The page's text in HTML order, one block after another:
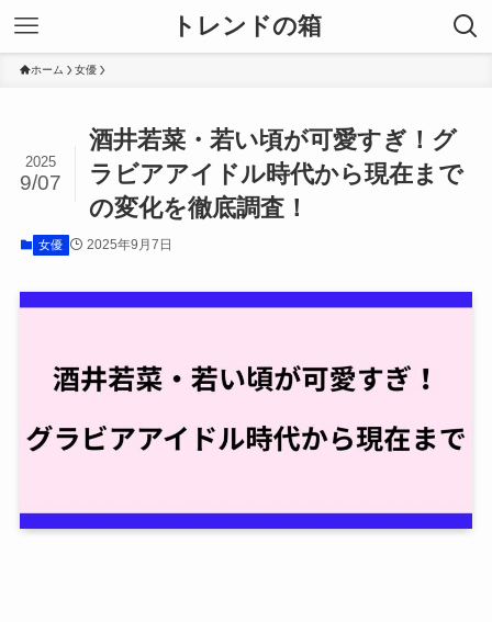
トレンドの箱
ホーム 女優
酒井若菜・若い頃が可愛すぎ！グ
ラビアアイドル時代から現在まで
の変化を徹底調査！
2025
9/07
女優 2025年9月7日